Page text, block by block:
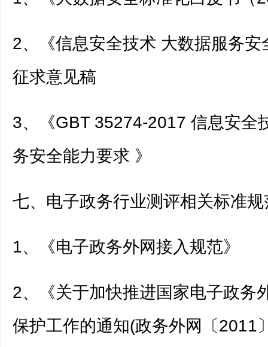
2、《信息安全技术 大数据服务安
征求意见稿
3、《GBT 35274-2017 信息安全
务安全能力要求 》
七、电子政务行业测评相关标准规
1、《电子政务外网接入规范》
2、《关于加快推进国家电子政务
保护工作的通知(政务外网〔2011